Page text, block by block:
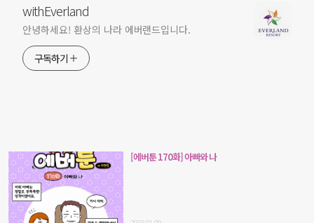
withEverland
안녕하세요! 환상의 나라 에버랜드입니다.
구독하기
[에버툰 170화] 아빠와 나